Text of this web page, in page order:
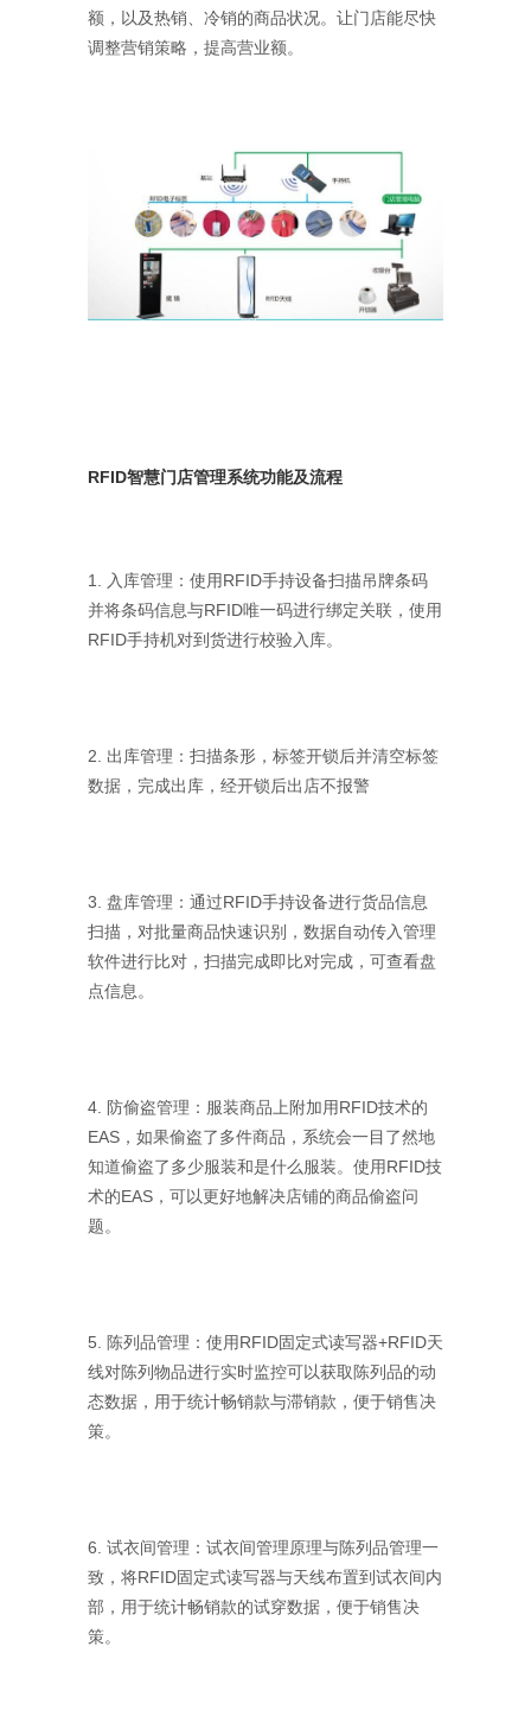
额，以及热销、冷销的商品状况。让门店能尽快
调整营销策略，提高营业额。
RFID智慧门店管理系统功能及流程
1. 入库管理：使用RFID手持设备扫描吊牌条码
并将条码信息与RFID唯一码进行绑定关联，使用
RFID手持机对到货进行校验入库。
2. 出库管理：扫描条形，标签开锁后并清空标签
数据，完成出库，经开锁后出店不报警
3. 盘库管理：通过RFID手持设备进行货品信息
扫描，对批量商品快速识别，数据自动传入管理
软件进行比对，扫描完成即比对完成，可查看盘
点信息。
4. 防偷盗管理：服装商品上附加用RFID技术的
EAS，如果偷盗了多件商品，系统会一目了然地
知道偷盗了多少服装和是什么服装。使用RFID技
术的EAS，可以更好地解决店铺的商品偷盗问
题。
5. 陈列品管理：使用RFID固定式读写器+RFID天
线对陈列物品进行实时监控可以获取陈列品的动
态数据，用于统计畅销款与滞销款，便于销售决
策。
6. 试衣间管理：试衣间管理原理与陈列品管理一
致，将RFID固定式读写器与天线布置到试衣间内
部，用于统计畅销款的试穿数据，便于销售决
策。